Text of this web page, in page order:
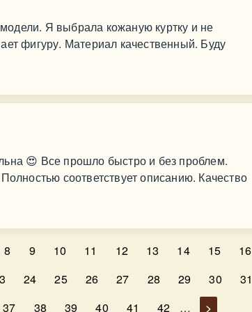
Я выбрала кожаную куртку и не
фигуру. Материал качественный. Буду
😍 Все прошло быстро и без проблем.
соответствует описанию. Качество
8 9 10 11 12 13 14 15
16
24 25 26 27 28 29 30
31
37
38 39 40 41 42 … >